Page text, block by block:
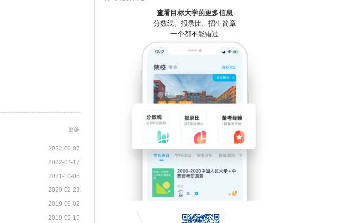
更多
2022-06-07
2022-03-17
2021-10-05
2020-02-23
2019-06-02
2019-05-15
查看目标大学的更多信息
分数线、报录比、招生简章
一个都不能错过